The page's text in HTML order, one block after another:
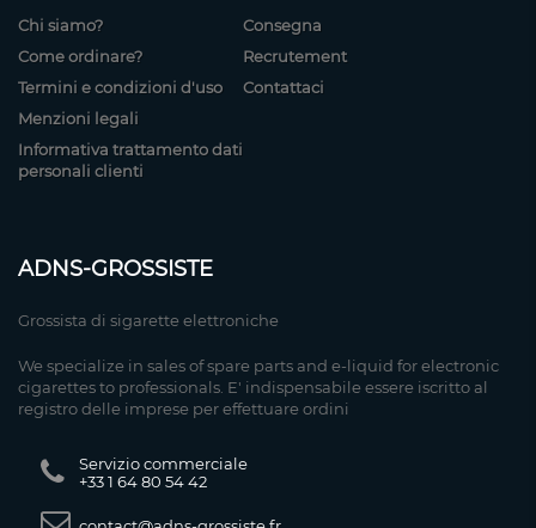
Chi siamo?
Come ordinare?
Termini e condizioni d'uso
Menzioni legali
Informativa trattamento dati
personali clienti
Consegna
Recrutement
Contattaci
ADNS-GROSSISTE
Grossista di sigarette elettroniche
We specialize in sales of spare parts and e-liquid for electronic
cigarettes to professionals. E' indispensabile essere iscritto al
registro delle imprese per effettuare ordini
Servizio commerciale
+33 1 64 80 54 42